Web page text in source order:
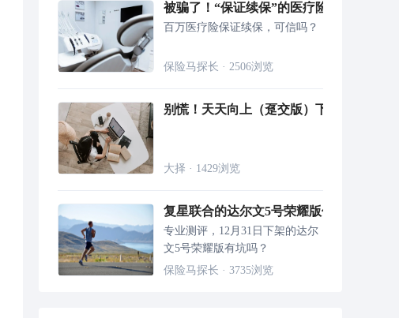
被骗了！“保证续保”的医疗险什么也没保
百万医疗险保证续保，可信吗？
保险马探长 · 2506浏览
别慌！天天向上（趸交版）下架，其他教
大择 · 1429浏览
复星联合的达尔文5号荣耀版值得买吗？
专业测评，12月31日下架的达尔
文5号荣耀版有坑吗？
保险马探长 · 3735浏览